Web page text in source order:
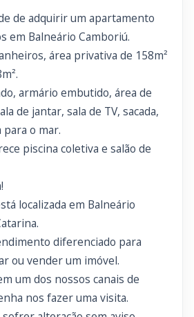
de adquirir um apartamento
em Balneário Camboriú.
área privativa de 158m²
armário embutido, área de
de jantar, sala de TV, sacada,
o mar.
piscina coletiva e salão de
localizada em Balneário
diferenciado para
ou vender um imóvel.
um dos nossos canais de
nos fazer uma visita.